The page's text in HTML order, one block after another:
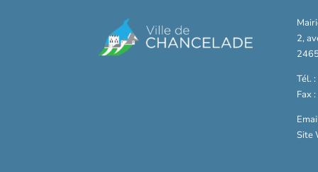
2,
Tél.
Fax
Site